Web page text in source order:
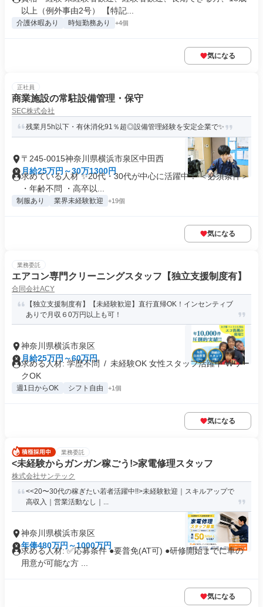
以上（例外事由2号） 【特記...
介護休暇あり 時短勤務あり +4個
気になる
正社員
商業施設の常駐設備管理・保守
SEC株式会社
残業月5h以下・有休消化91％超◎設備管理経験を安定企業で✨
〒245-0015神奈川県横浜市泉区中田西
月給25万円～30万1300円
求めている人材 ✨20代・30代が中心に活躍中！ ＜必須条件＞
・年齢不問 ・高卒以...
制服あり 業界未経験歓迎 +19個
気になる
業務委託
エアコン専門クリーニングスタッフ【独立支援制度有】
合同会社ACY
【独立支援制度有】【未経験歓迎】直行直帰OK！インセンティブ
ありで月収６0万円以上も可！
神奈川県横浜市泉区
月給25万円～60万円
求める人材: 学歴不問 / 未経験OK 女性スタッフ活躍中 Wワー
クOK
週1日からOK シフト自由 +1個
気になる
業務委託
<未経験からガンガン稼ごう!>家電修理スタッフ
株式会社サンテック
<<20〜30代の稼ぎたい若者活躍中!!>未経験歓迎｜スキルアップで
高収入｜営業活動なし｜...
神奈川県横浜市泉区
年俸480万円～1000万円
求める人材: ✅️応募条件 ●要普免(AT可) ●研修開始までに車の
用意が可能な方 ...
気になる